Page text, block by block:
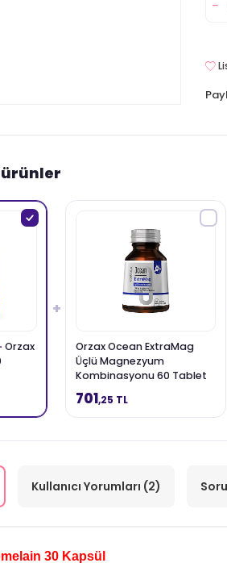
ürünler
Orzax
+
Orzax Ocean ExtraMag
Üçlü Magnezyum
Kombinasyonu 60 Tablet
701,25 TL
Kullanıcı Yorumları (2)
30 Kapsül